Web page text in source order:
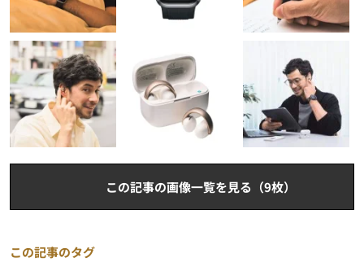
この記事の画像一覧を見る（9枚）
この記事のタグ